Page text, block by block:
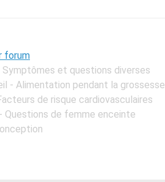
forum
et questions diverses
- Alimentation pendant la grossesse
de risque cardiovasculaires
Questions de femme enceinte